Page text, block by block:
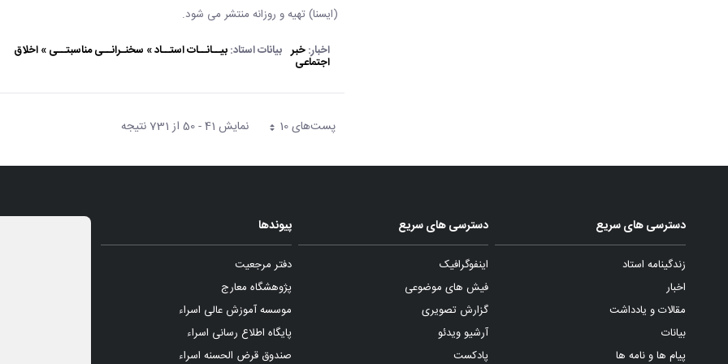
(ایسنا) تهیه و روزانه منتشر می شود.
اخبار:خبر بیانات استاد:بیــانــات استــاد » سخنـرانــی مناسبتــی » اخلاق
اجتماعی
پست‌‌های 10هر صفحه نمایش 41 - 50 از 731 نتیجه
دسترسی های سریع
زندگینامه استاد
اخبار
مقالات و یادداشت
بیانات
پیام ها و نامه ها
دسترسی های سریع
اینفوگرافیک
فیش های موضوعی
گزارش تصویری
آرشیو ویدئو
پادکست
پیوندها
دفتر مرجعیت
پژوهشگاه معارج
موسسه آموزش عالی اسراء
پایگاه اطلاع رسانی اسراء
صندوق قرض الحسنه اسراء